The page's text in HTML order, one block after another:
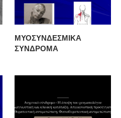
ΜΥΟΣΥΝΔΕΣΜΙΚΑ
ΣΥΝΔΡΟΜΑ